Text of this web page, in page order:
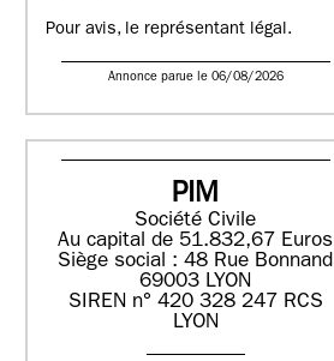
Pour avis, le représentant légal.
Annonce parue le 06/08/2026
PIM
Société Civile
Au capital de 51.832,67 Euros
Siège social : 48 Rue Bonnand
69003 LYON
SIREN n° 420 328 247 RCS
LYON